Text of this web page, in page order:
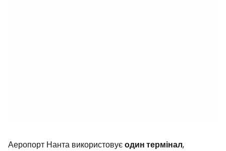
Аеропорт Нанта використовуєодин термінал,